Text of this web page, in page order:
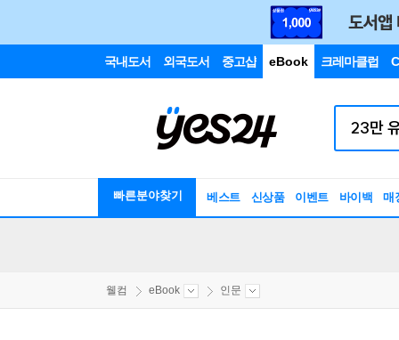
국내도서 외국도서 중고샵 eBook 크레마클럽
빠른분야찾기 베스트 신상품 이벤트 바이백 매
웰컴 eBook 인문